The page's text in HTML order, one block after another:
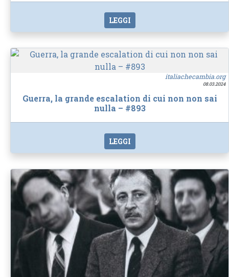
LEGGI
italiachecambia.org
08.03.2024
Guerra, la grande escalation di cui non non sai
nulla – #893
LEGGI